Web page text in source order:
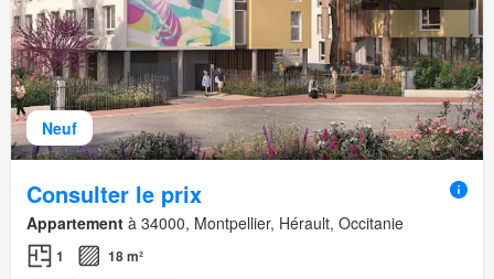
Neuf
Consulter le prix
Appartement à 34000, Montpellier, Hérault, Occitanie
1 18 m²